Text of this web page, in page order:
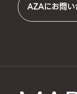
AZAにお問い